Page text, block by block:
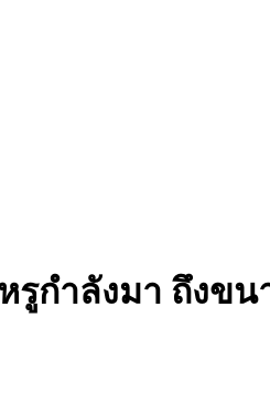
รูกำลังมา ถึงข